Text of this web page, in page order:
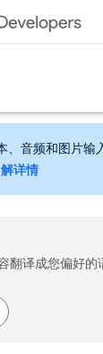
、音频和图片输
详情
翻译成您偏好的